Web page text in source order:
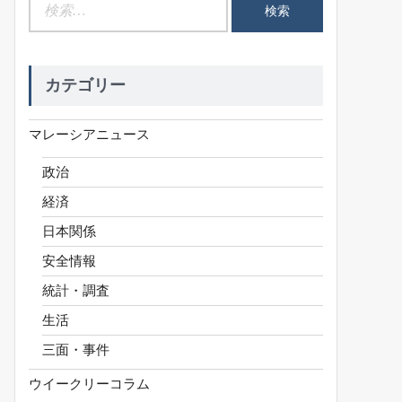
カテゴリー
マレーシアニュース
政治
経済
日本関係
安全情報
統計・調査
生活
三面・事件
ウイークリーコラム